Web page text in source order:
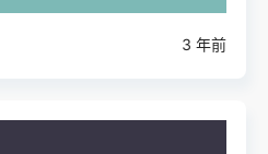
3 年前